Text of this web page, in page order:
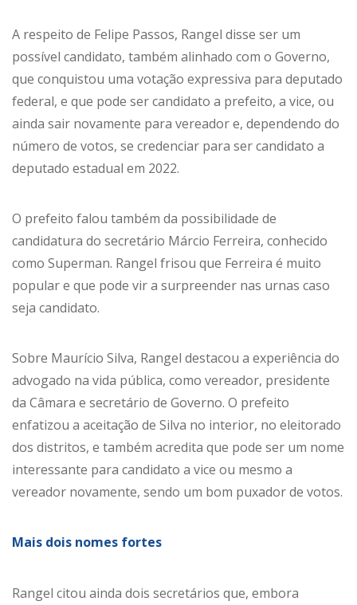
A respeito de Felipe Passos, Rangel disse ser um
possível candidato, também alinhado com o Governo,
que conquistou uma votação expressiva para deputado
federal, e que pode ser candidato a prefeito, a vice, ou
ainda sair novamente para vereador e, dependendo do
número de votos, se credenciar para ser candidato a
deputado estadual em 2022.
O prefeito falou também da possibilidade de
candidatura do secretário Márcio Ferreira, conhecido
como Superman. Rangel frisou que Ferreira é muito
popular e que pode vir a surpreender nas urnas caso
seja candidato.
Sobre Maurício Silva, Rangel destacou a experiência do
advogado na vida pública, como vereador, presidente
da Câmara e secretário de Governo. O prefeito
enfatizou a aceitação de Silva no interior, no eleitorado
dos distritos, e também acredita que pode ser um nome
interessante para candidato a vice ou mesmo a
vereador novamente, sendo um bom puxador de votos.
Mais dois nomes fortes
Rangel citou ainda dois secretários que, embora